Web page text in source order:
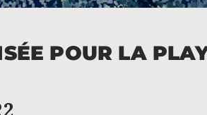
POUR LA